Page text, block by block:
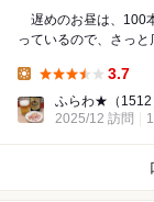
遅めのお昼は、100本のスプ
っているので、さっと店
3.7
ふらわ★ （1512
2025/12 訪問